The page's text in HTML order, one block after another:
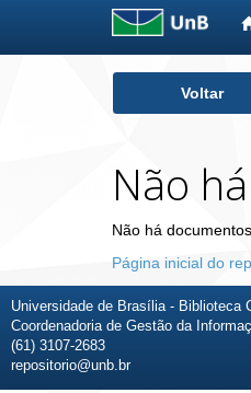
Voltar
Não
Não há
Página inicial do
Universidade de Brasília - Biblioteca
Coordenadoria de Gestão da
(61) 3107-2683
repositorio@unb.br